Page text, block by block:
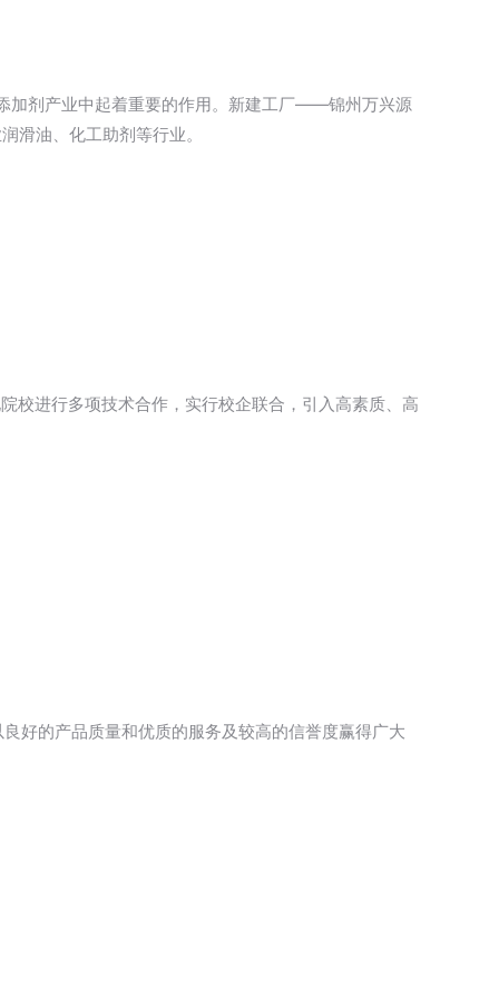
加剂产业中起着重要的作用。新建工厂——锦州万兴源
滑油、化工助剂等行业。
校进行多项技术合作，实行校企联合，引入高素质、高
好的产品质量和优质的服务及较高的信誉度赢得广大